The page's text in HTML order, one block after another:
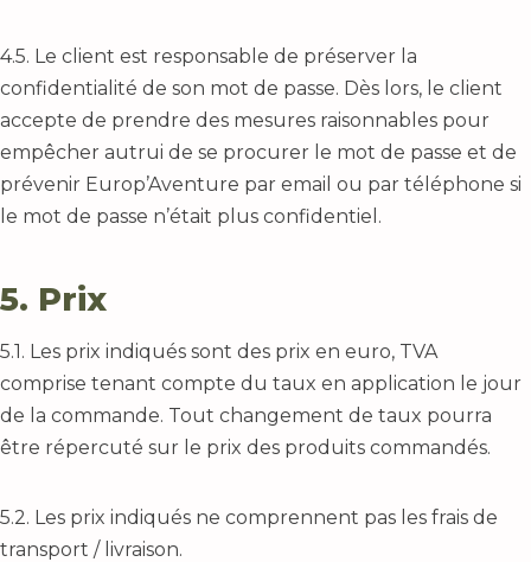
4.5. Le client est responsable de préserver la
confidentialité de son mot de passe. Dès lors, le client
accepte de prendre des mesures raisonnables pour
empêcher autrui de se procurer le mot de passe et de
prévenir Europ’Aventure par email ou par téléphone si
le mot de passe n’était plus confidentiel.
5. Prix
5.1. Les prix indiqués sont des prix en euro, TVA
comprise tenant compte du taux en application le jour
de la commande. Tout changement de taux pourra
être répercuté sur le prix des produits commandés.
5.2. Les prix indiqués ne comprennent pas les frais de
transport / livraison.